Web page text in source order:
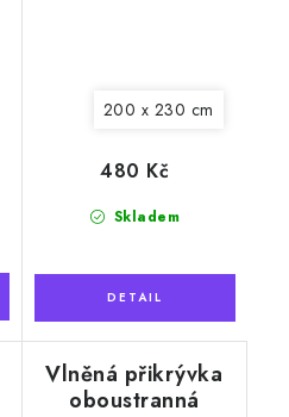
200 x 230 cm
Skladem
480 Kč
Vlněná přikrývka
oboustranná